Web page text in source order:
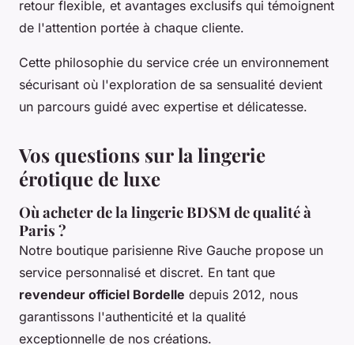
retour flexible, et avantages exclusifs qui témoignent
de l'attention portée à chaque cliente.
Cette philosophie du service crée un environnement
sécurisant où l'exploration de sa sensualité devient
un parcours guidé avec expertise et délicatesse.
Vos questions sur la lingerie
érotique de luxe
Où acheter de la lingerie BDSM de qualité à
Paris ?
Notre boutique parisienne Rive Gauche propose un
service personnalisé et discret. En tant que
revendeur officiel Bordelle depuis 2012, nous
garantissons l'authenticité et la qualité
exceptionnelle de nos créations.